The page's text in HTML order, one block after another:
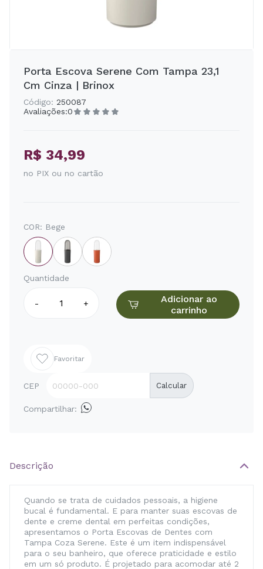
Porta Escova Serene Com Tampa 23,1
Cm Cinza | Brinox
Código: 250087
Avaliações:0
R$ 34,99
no PIX ou no cartão
COR: Bege
Quantidade
- +
Adicionar ao
carrinho
Favoritar
CEP Calcular
Compartilhar:
Descrição
Quando se trata de cuidados pessoais, a higiene
bucal é fundamental. E para manter suas escovas de
dente e creme dental em perfeitas condições,
apresentamos o Porta Escovas de Dentes com
Tampa Coza Serene. Este é um item indispensável
para o seu banheiro, que oferece praticidade e estilo
em um só produto. É projetado para acomodar até 2